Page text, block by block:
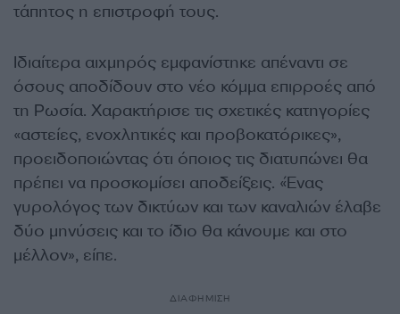
τάπητος η επιστροφή τους.
Ιδιαίτερα αιχμηρός εμφανίστηκε απέναντι σε
όσους αποδίδουν στο νέο κόμμα επιρροές από
τη Ρωσία. Χαρακτήρισε τις σχετικές κατηγορίες
«αστείες, ενοχλητικές και προβοκατόρικες»,
προειδοποιώντας ότι όποιος τις διατυπώνει θα
πρέπει να προσκομίσει αποδείξεις. «Ένας
γυρολόγος των δικτύων και των καναλιών έλαβε
δύο μηνύσεις και το ίδιο θα κάνουμε και στο
μέλλον», είπε.
ΔΙΑΦΗΜΙΣΗ